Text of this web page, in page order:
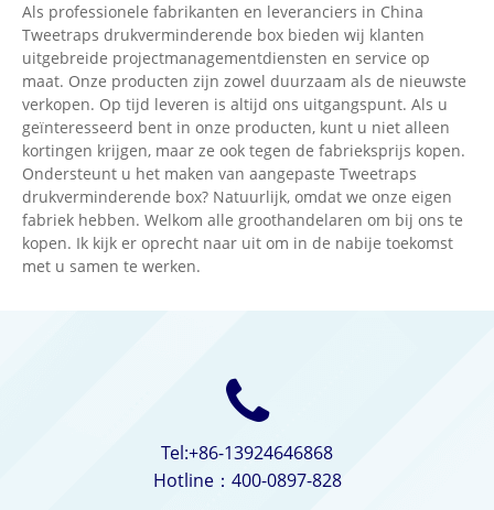
veel buitenlandse kopers, en we hebben een goede
relatie met hen opgebouwd. Ik hoop dat u mij tot uw
langetermijnpartner in China kunt maken.
Als professionele fabrikanten en leveranciers in China
Tweetraps drukverminderende box bieden wij klanten
uitgebreide projectmanagementdiensten en service op
maat. Onze producten zijn zowel duurzaam als de nieuwste
verkopen. Op tijd leveren is altijd ons uitgangspunt. Als u
geïnteresseerd bent in onze producten, kunt u niet alleen
kortingen krijgen, maar ze ook tegen de fabrieksprijs kopen.
Ondersteunt u het maken van aangepaste Tweetraps
drukverminderende box? Natuurlijk, omdat we onze eigen
fabriek hebben. Welkom alle groothandelaren om bij ons te
kopen. Ik kijk er oprecht naar uit om in de nabije toekomst
met u samen te werken.
Tel:+86-13924646868
Hotline：400-0897-828